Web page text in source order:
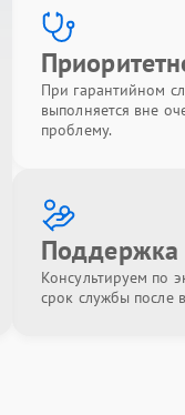
При гарантийном
выполняется вне
проблему.
Поддержка
Консультируем по
срок службы после